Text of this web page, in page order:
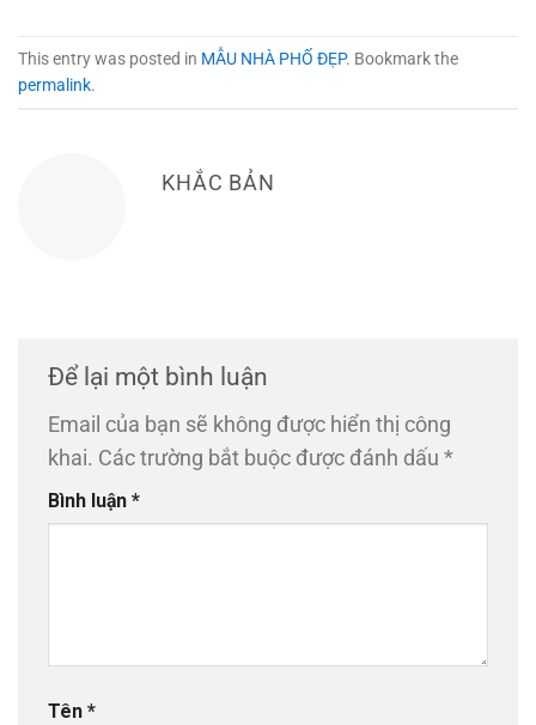
This entry was posted in MẪU NHÀ PHỐ ĐẸP. Bookmark the
permalink.
KHẮC BẢN
Để lại một bình luận
Email của bạn sẽ không được hiển thị công
khai. Các trường bắt buộc được đánh dấu *
Bình luận *
Tên *